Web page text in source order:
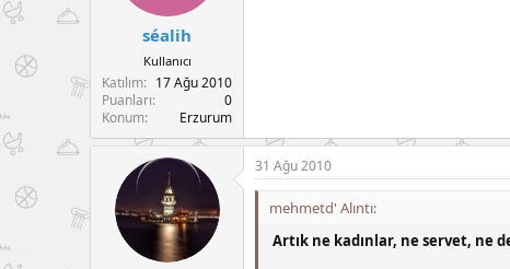
séalih
Kullanıcı
Katılım
17 Ağu 2010
Puanları
0
Konum
Erzurum
31 Ağu 2010
mehmetd' Alıntı:
Artık ne kadınlar, ne servet, ne